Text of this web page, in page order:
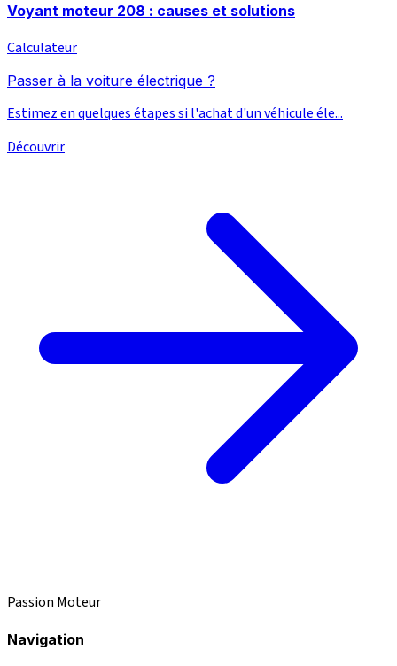
Voyant moteur 208 : causes et solutions
Calculateur
Passer à la voiture électrique ?
Estimez en quelques étapes si l'achat d'un véhicule éle...
Découvrir
Passion Moteur
Navigation